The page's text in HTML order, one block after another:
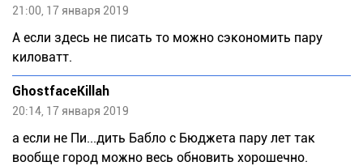
21:00, 17 января 2019
А если здесь не писать то можно сэкономить пару
киловатт.
GhostfaceKillah
20:14, 17 января 2019
а если не Пи...дить Бабло с Бюджета пару лет так
вообще город можно весь обновить хорошечно.